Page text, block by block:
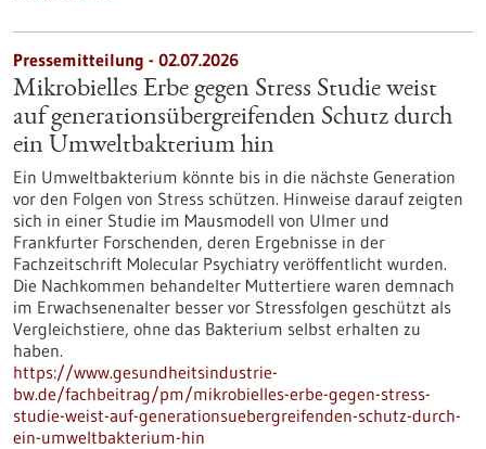
Pressemitteilung - 02.07.2026
Mikrobielles Erbe gegen Stress Studie weist
auf generationsübergreifenden Schutz durch
ein Umweltbakterium hin
Ein Umweltbakterium könnte bis in die nächste Generation
vor den Folgen von Stress schützen. Hinweise darauf zeigten
sich in einer Studie im Mausmodell von Ulmer und
Frankfurter Forschenden, deren Ergebnisse in der
Fachzeitschrift Molecular Psychiatry veröffentlicht wurden.
Die Nachkommen behandelter Muttertiere waren demnach
im Erwachsenenalter besser vor Stressfolgen geschützt als
Vergleichstiere, ohne das Bakterium selbst erhalten zu
haben.
https://www.gesundheitsindustrie-
bw.de/fachbeitrag/pm/mikrobielles-erbe-gegen-stress-
studie-weist-auf-generationsuebergreifenden-schutz-durch-
ein-umweltbakterium-hin